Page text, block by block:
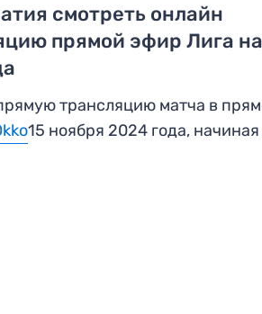
смотреть онлайн
прямой эфир Лига
трансляцию матча в
15 ноября 2024 года, начиная